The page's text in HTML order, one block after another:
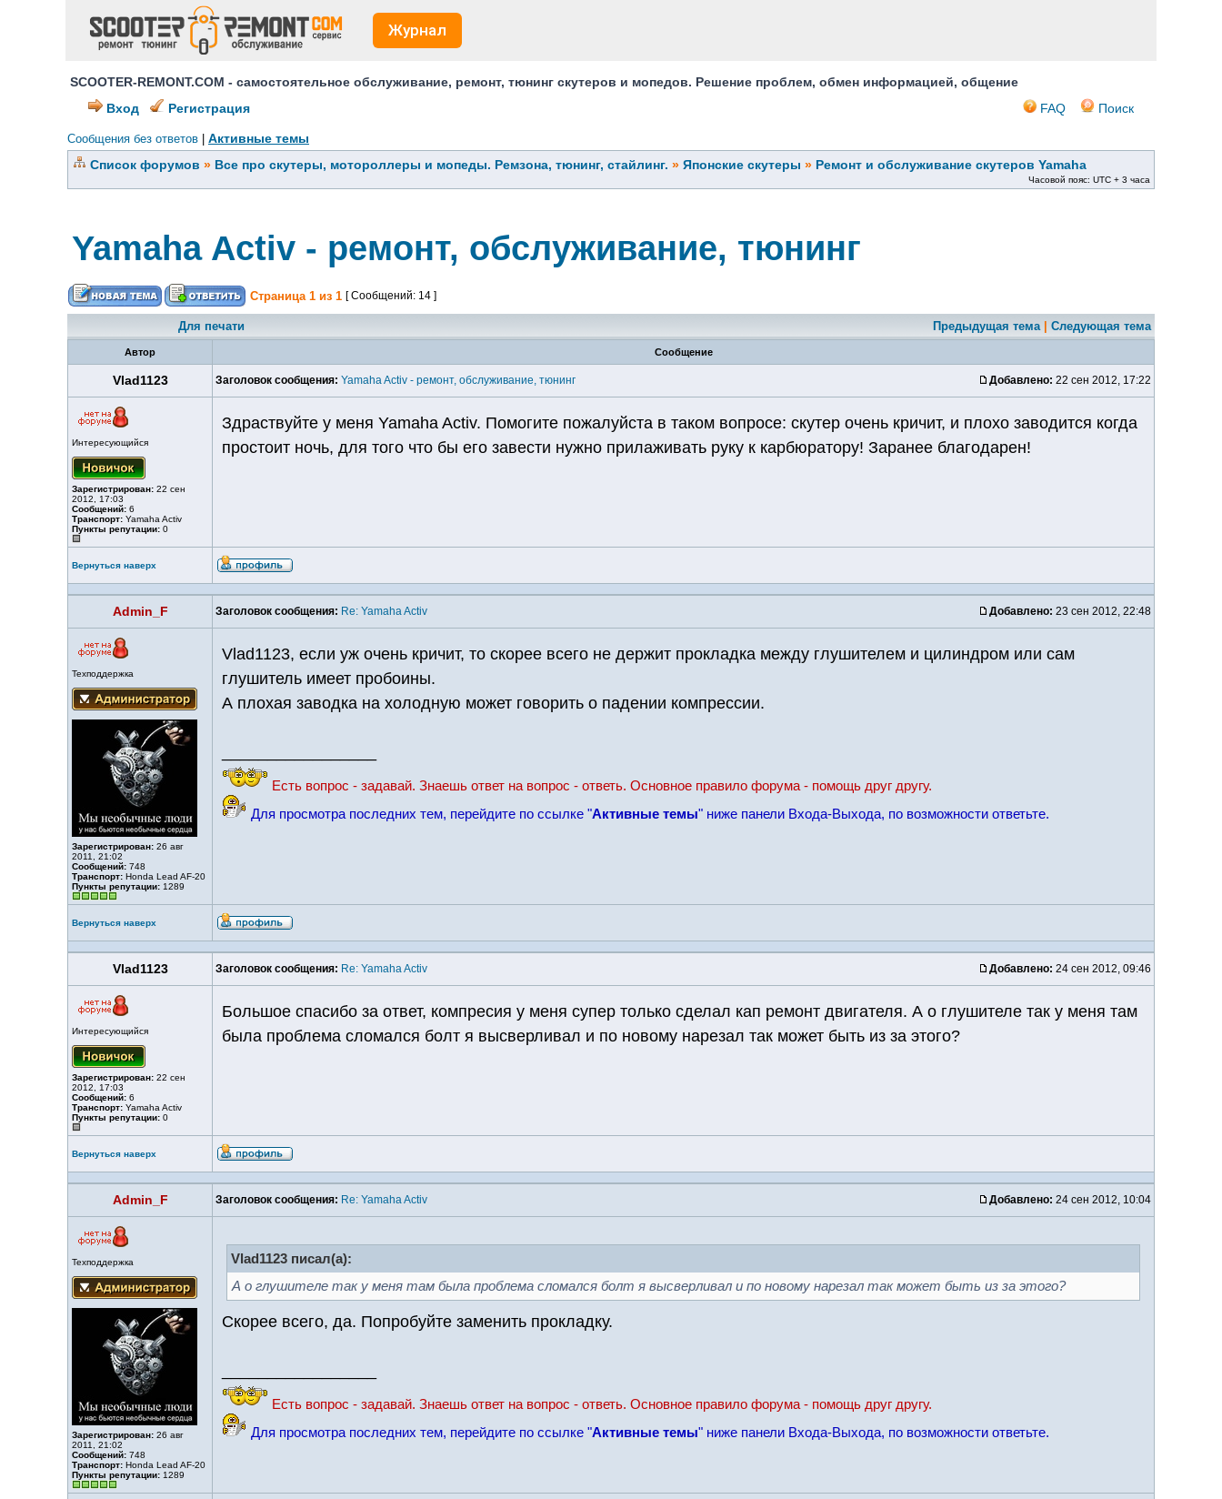
Журнал
SCOOTER-REMONT.COM - самостоятельное обслуживание, ремонт, тюнинг скутеров и мопедов. Решение проблем, обмен информацией, общение
Вход
Регистрация FAQ Поиск
Сообщения без ответов
Активные темы
Список форумов » Все про скутеры, мотороллеры и мопеды. Ремзона, тюнинг, стайлинг. » Японские скутеры » Ремонт и обслуживание скутеров Yamaha
Часовой пояс: UTC + 3 часа
Yamaha Activ - ремонт, обслуживание, тюнинг
Страница 1 из 1 [ Сообщений: 14 ]
Для печати Предыдущая тема| Следующая тема
Автор Сообщение
Vlad1123 Заголовок сообщения: Yamaha Activ - ремонт, обслуживание, тюнинг Добавлено: 22 сен 2012, 17:22
Интересующийся
Зарегистрирован: 22 сен
2012, 17:03
Сообщений: 6
Транспорт: Yamaha Activ
Пункты репутации: 0
Здраствуйте у меня Yamaha Activ. Помогите пожалуйста в таком вопросе: скутер очень кричит, и плохо заводится когда
простоит ночь, для того что бы его завести нужно прилаживать руку к карбюратору! Заранее благодарен!
Вернуться наверх
Admin_F Заголовок сообщения: Re: Yamaha Activ Добавлено: 23 сен 2012, 22:48
Техподдержка
Зарегистрирован: 26 авг
2011, 21:02
Сообщений: 748
Транспорт: Honda Lead AF-20
Пункты репутации: 1289
Vlad1123, если уж очень кричит, то скорее всего не держит прокладка между глушителем и цилиндром или сам
глушитель имеет пробоины.
А плохая заводка на холодную может говорить о падении компрессии.
Есть вопрос - задавай. Знаешь ответ на вопрос - ответь. Основное правило форума - помощь друг другу.
Для просмотра последних тем, перейдите по ссылке "Активные темы" ниже панели Входа-Выхода, по возможности ответьте.
Вернуться наверх
Vlad1123 Заголовок сообщения: Re: Yamaha Activ Добавлено: 24 сен 2012, 09:46
Интересующийся
Зарегистрирован: 22 сен
2012, 17:03
Сообщений: 6
Транспорт: Yamaha Activ
Пункты репутации: 0
Большое спасибо за ответ, компресия у меня супер только сделал кап ремонт двигателя. А о глушителе так у меня там
была проблема сломался болт я высверливал и по новому нарезал так может быть из за этого?
Вернуться наверх
Admin_F Заголовок сообщения: Re: Yamaha Activ Добавлено: 24 сен 2012, 10:04
Техподдержка
Зарегистрирован: 26 авг
2011, 21:02
Сообщений: 748
Транспорт: Honda Lead AF-20
Пункты репутации: 1289
Vlad1123 писал(а):
А о глушителе так у меня там была проблема сломался болт я высверливал и по новому нарезал так может быть из за этого?
Скорее всего, да. Попробуйте заменить прокладку.
Есть вопрос - задавай. Знаешь ответ на вопрос - ответь. Основное правило форума - помощь друг другу.
Для просмотра последних тем, перейдите по ссылке "Активные темы" ниже панели Входа-Выхода, по возможности ответьте.